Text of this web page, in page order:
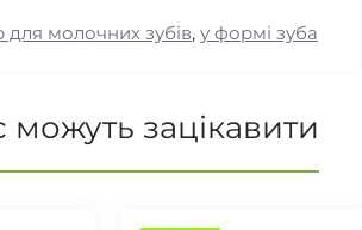
для молочних зубів, у формі зуба
можуть зацікавити